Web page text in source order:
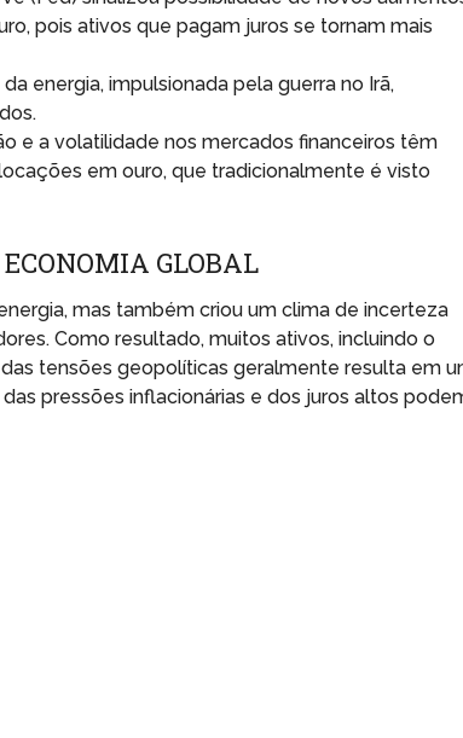
pois ativos que pagam juros se tornam mais
energia, impulsionada pela guerra no Irã,
e a volatilidade nos mercados financeiros têm
em ouro, que tradicionalmente é visto
GLOBAL
mas também criou um clima de incerteza
Como resultado, muitos ativos, incluindo o
tensões geopolíticas geralmente resulta em
pressões inflacionárias e dos juros altos